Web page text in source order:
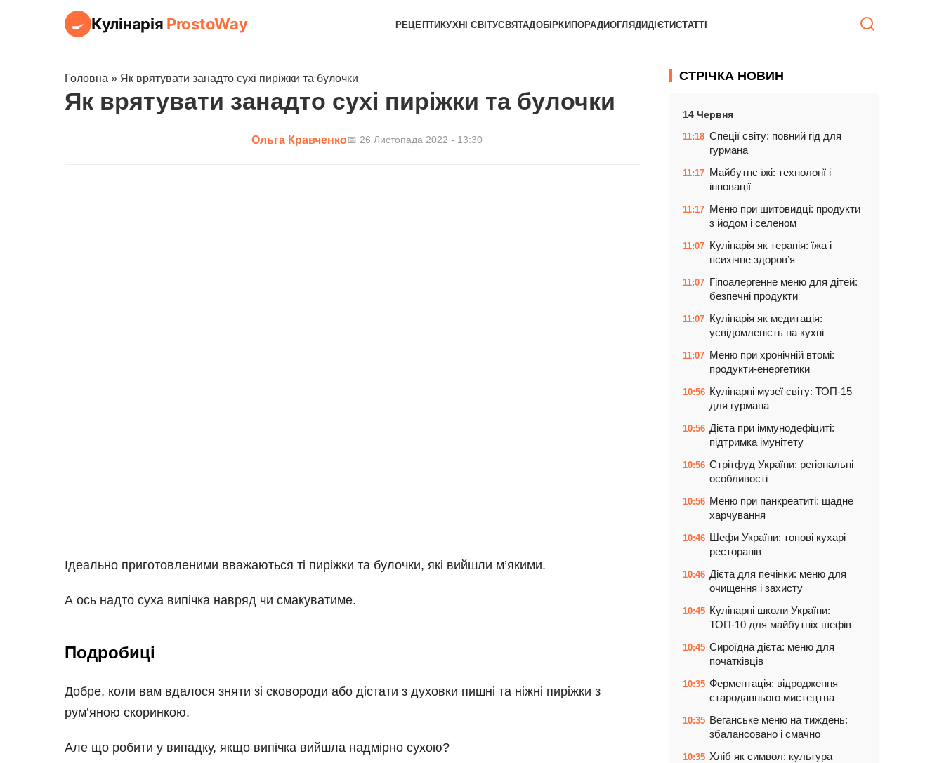
🍳 Кулінарія ProstoWay РЕЦЕПТИКУХНІ СВІТУСВЯТАДОБІРКИПОРАДИОГЛЯДИДІЄТИСТАТТІ
Головна » Як врятувати занадто сухі пиріжки та булочки
Як врятувати занадто сухі пиріжки та булочки
Ольга Кравченко📅 26 Листопада 2022 - 13:30
Ідеально приготовленими вважаються ті пиріжки та булочки, які вийшли м’якими.
А ось надто суха випічка навряд чи смакуватиме.
Подробиці
Добре, коли вам вдалося зняти зі сковороди або дістати з духовки пишні та ніжні пиріжки з
рум’яною скоринкою.
Але що робити у випадку, якщо випічка вийшла надмірно сухою?
СТРІЧКА НОВИН
14 Червня
11:18 Спеції світу: повний гід для
гурмана
11:17 Майбутнє їжі: технології і
інновації
11:17 Меню при щитовидці: продукти
з йодом і селеном
11:07 Кулінарія як терапія: їжа і
психічне здоров’я
11:07 Гіпоалергенне меню для дітей:
безпечні продукти
11:07 Кулінарія як медитація:
усвідомленість на кухні
11:07 Меню при хронічній втомі:
продукти-енергетики
10:56 Кулінарні музеї світу: ТОП-15
для гурмана
10:56 Дієта при іммунодефіциті:
підтримка імунітету
10:56 Стрітфуд України: регіональні
особливості
10:56 Меню при панкреатиті: щадне
харчування
10:46 Шефи України: топові кухарі
ресторанів
10:46 Дієта для печінки: меню для
очищення і захисту
10:45 Кулінарні школи України:
ТОП-10 для майбутніх шефів
10:45 Сироїдна дієта: меню для
початківців
10:35 Ферментація: відродження
стародавнього мистецтва
10:35 Веганське меню на тиждень:
збалансовано і смачно
10:35 Хліб як символ: культура